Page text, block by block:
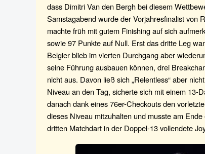
dass Dimitri Van den Bergh bei diesem
Samstagabend wurde der Vorjahresfinalist von
machte früh mit gutem Finishing auf sich
sowie 97 Punkte auf Null. Erst das dritte Leg
Belgier blieb im vierten Durchgang aber
seine Führung ausbauen können, drei
nicht aus. Davon ließ sich „Relentless“ aber
Niveau an den Tag, sicherte sich mit einem 13-
danach dank eines 76er-Checkouts den
dieses Niveau mitzuhalten und musste am
dritten Matchdart in der Doppel-13 vollendete